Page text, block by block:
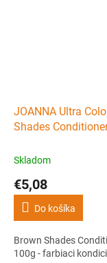
JOANNA Ultra
Shades
Skladom
€5,08
Do košíka
Brown Shades
100g - farbiaci